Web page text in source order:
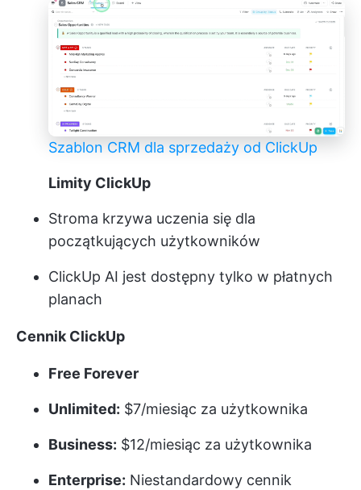
Szablon CRM dla sprzedaży od ClickUp
Limity ClickUp
Stroma krzywa uczenia się dla
początkujących użytkowników
ClickUp AI jest dostępny tylko w płatnych
planach
Cennik ClickUp
Free Forever
Unlimited: $7/miesiąc za użytkownika
Business: $12/miesiąc za użytkownika
Enterprise: Niestandardowy cennik